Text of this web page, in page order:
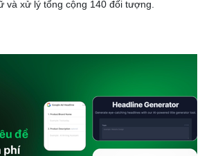
và xử lý tổng cộng 140 đối tượng.